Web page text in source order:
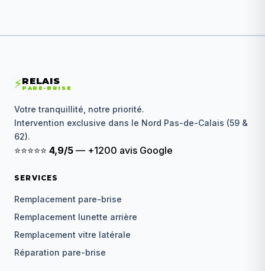
⚡RELAIS
PARE-BRISE
Votre tranquillité, notre priorité.
Intervention exclusive dans le Nord Pas-de-Calais (59 &
62).
⭐⭐⭐⭐⭐ 4,9/5 — +1200 avis Google
SERVICES
Remplacement pare-brise
Remplacement lunette arrière
Remplacement vitre latérale
Réparation pare-brise